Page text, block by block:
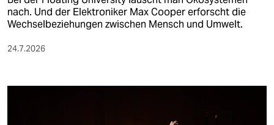
nach. Und der Elektroniker Max Cooper erforscht die
Wechselbeziehungen zwischen Mensch und Umwelt.
24.7.2026